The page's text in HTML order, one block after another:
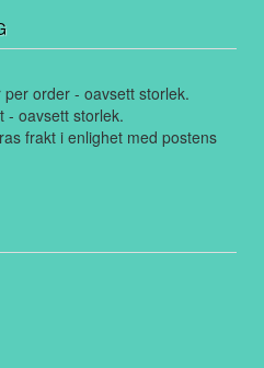
order - oavsett storlek.
- oavsett storlek.
frakt i enlighet med postens